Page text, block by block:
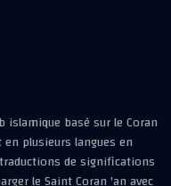
islamique basé sur le Coran
plusieurs langues en
de significations
le Saint Coran 'an avec